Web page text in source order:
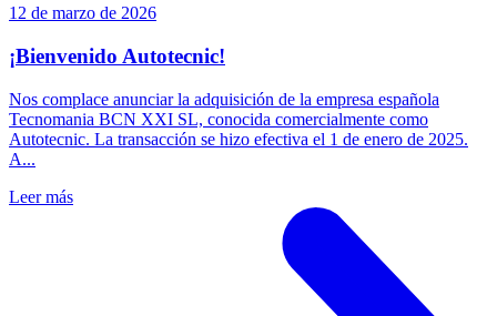
12 de marzo de 2026
¡Bienvenido Autotecnic!
Nos complace anunciar la adquisición de la empresa española
Tecnomania BCN XXI SL, conocida comercialmente como
Autotecnic. La transacción se hizo efectiva el 1 de enero de 2025.
A...
Leer más